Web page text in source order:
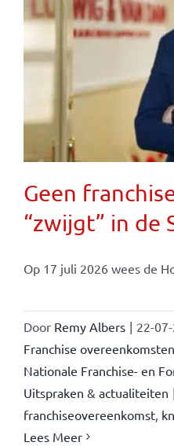
Geen
“zwijgt” in de
Op 17 juli 2026 wees de
Door Remy Albers | 22-
Franchise overeenkomsten
Nationale Franchise- en
Uitspraken & actualiteiten |
franchiseovereenkomst,
Lees Meer